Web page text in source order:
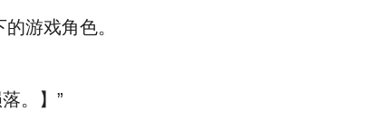
游戏角色。
。】”